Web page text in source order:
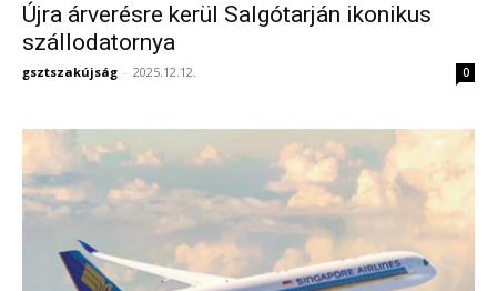
Újra árverésre kerül Salgótarján ikonikus
szállodatornya
gsztszakújság - 2025.12.12. 0